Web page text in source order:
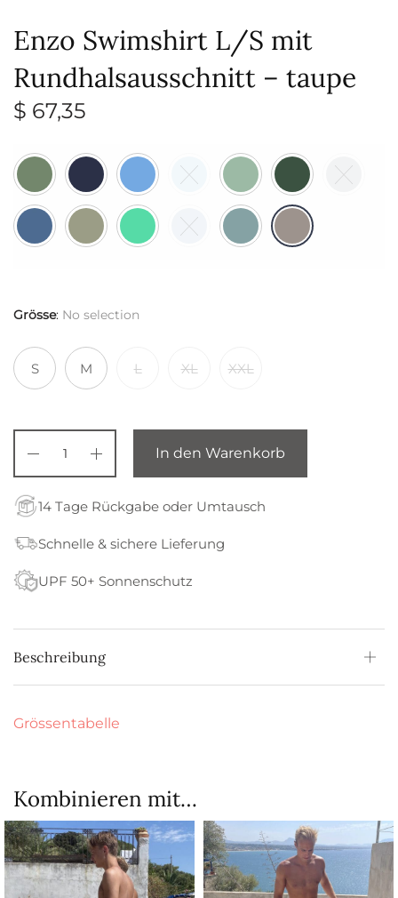
Enzo Swimshirt L/S mit
Rundhalsausschnitt – taupe
$ 67,35
Grösse: No selection
S M L XL XXL
In den Warenkorb
14 Tage Rückgabe oder Umtausch
Schnelle & sichere Lieferung
UPF 50+ Sonnenschutz
Beschreibung
Grössentabelle
Kombinieren mit…